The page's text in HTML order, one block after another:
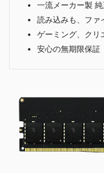
一流メーカー製
読み込みも、ファ
ゲーミング、クリ
安心の無期限保証